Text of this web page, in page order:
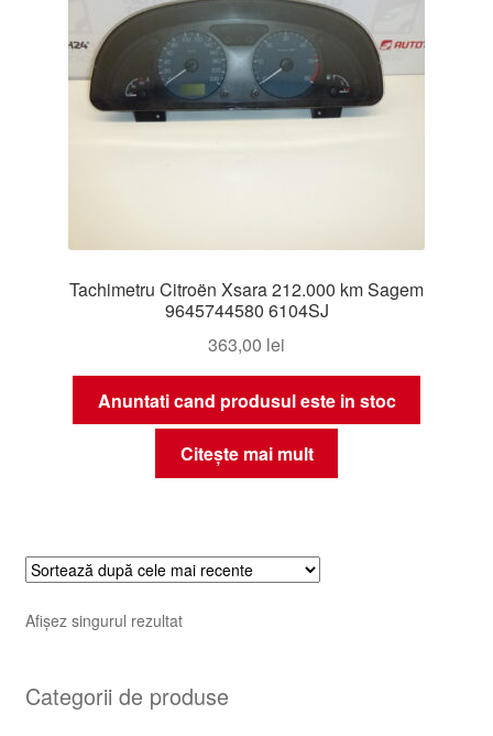
Tachimetru Citroën Xsara 212.000 km Sagem
9645744580 6104SJ
363,00 lei
Anuntati cand produsul este in stoc
Citește mai mult
Afișez singurul rezultat
Categorii de produse